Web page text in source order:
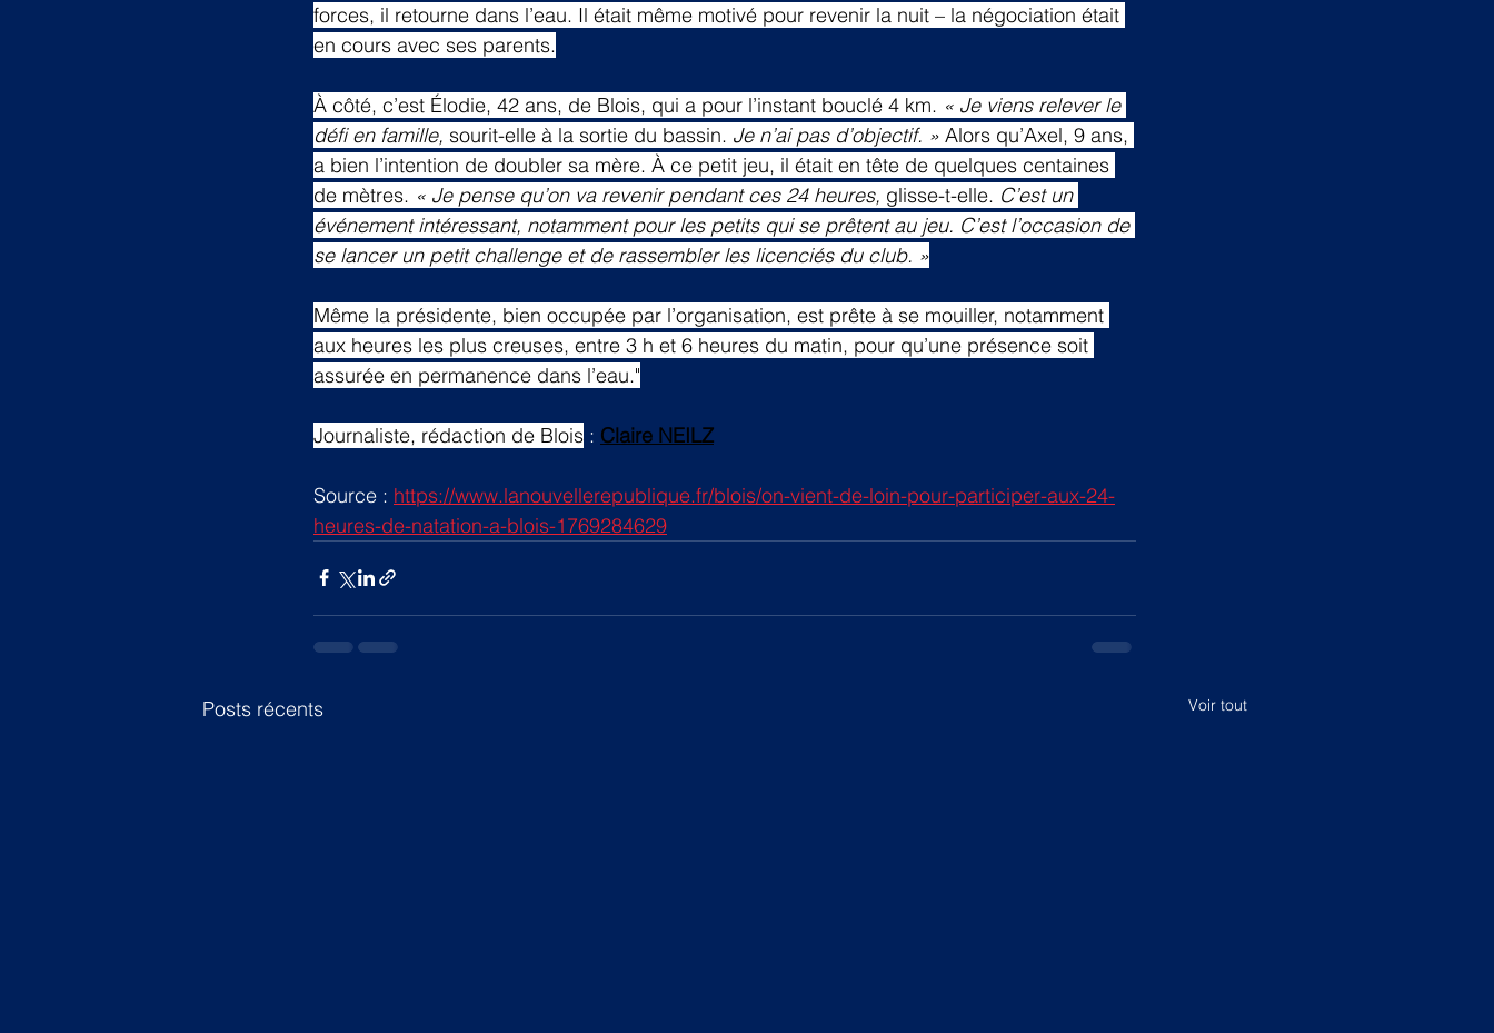
forces, il retourne dans l’eau. Il était même motivé pour revenir la nuit – la négociation était
en cours avec ses parents.
À côté, c’est Élodie, 42 ans, de Blois, qui a pour l’instant bouclé 4 km. « Je viens relever le
défi en famille, sourit-elle à la sortie du bassin. Je n’ai pas d’objectif. » Alors qu’Axel, 9 ans,
a bien l’intention de doubler sa mère. À ce petit jeu, il était en tête de quelques centaines
de mètres. « Je pense qu’on va revenir pendant ces 24 heures, glisse-t-elle. C’est un
événement intéressant, notamment pour les petits qui se prêtent au jeu. C’est l’occasion de
se lancer un petit challenge et de rassembler les licenciés du club. »
Même la présidente, bien occupée par l’organisation, est prête à se mouiller, notamment
aux heures les plus creuses, entre 3 h et 6 heures du matin, pour qu’une présence soit
assurée en permanence dans l’eau."
Journaliste, rédaction de Blois : Claire NEILZ
Source : https://www.lanouvellerepublique.fr/blois/on-vient-de-loin-pour-participer-aux-24-
heures-de-natation-a-blois-1769284629
Posts récents Voir tout